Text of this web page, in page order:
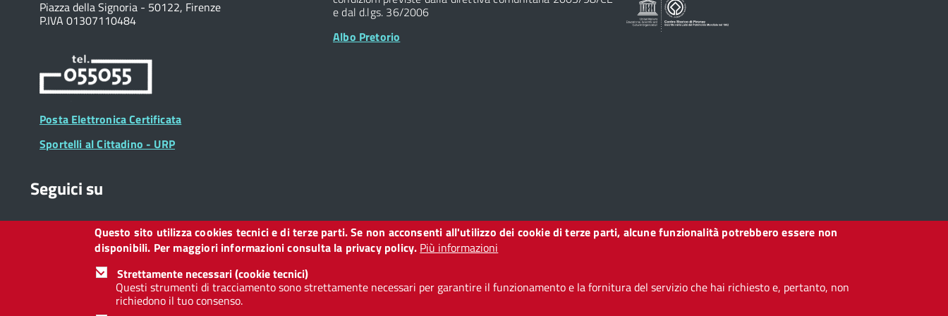
Piazza della Signoria - 50122, Firenze
P.IVA 01307110484
Posta Elettronica Certificata
Sportelli al Cittadino - URP
e dal d.lgs. 36/2006
Albo Pretorio
Seguici su
Collegamento
Facebook
Collegamento
a
Twitter
Collegamento
a
Instagram
Collegamento
a
LinkedIn
Collegamento
a
You
Tube
Collegamento
a
Telegram
Collegamento
a
Whatsapp
Questo sito utilizza cookies tecnici e di terze parti. Se non acconsenti all'utilizzo dei cookie di terze parti, alcune funzionalità potrebbero essere non
disponibili. Per maggiori informazioni consulta la privacy policy. Più informazioni
Strettamente necessari (cookie tecnici)
Questi strumenti di tracciamento sono strettamente necessari per garantire il funzionamento e la fornitura del servizio che hai richiesto e, pertanto, non
richiedono il tuo consenso.